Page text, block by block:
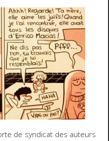
de syndicat des auteurs